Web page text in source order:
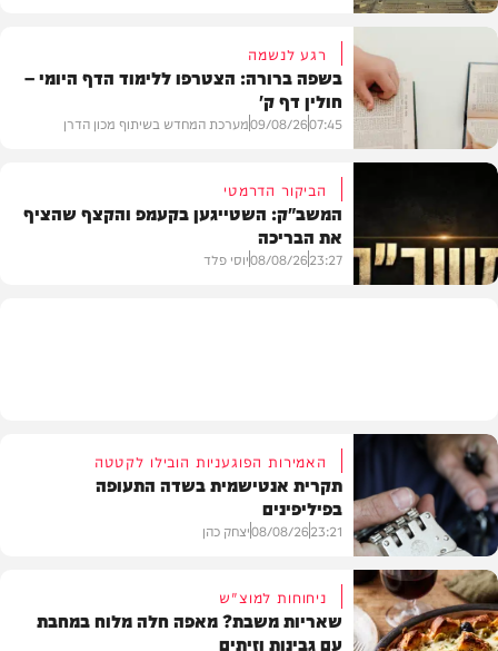
חדשות
בית המדרש
רגע לנשמה
בשפה ברורה: הצטרפו ללימוד הדף היומי –
חולין דף ק'
07:45
09/08/26מערכת המחדש בשיתוף מכון הדרן
הביקור הדרמטי
המשב"ק: השטייגען בקעמפ והקצף שהציף
את הבריכה
23:27
08/08/26יוסי פלד
חדשות
האמירות הפוגעניות הובילו לקטטה
תקרית אנטישמית בשדה התעופה
בפיליפינים
23:21
08/08/26יצחק כהן
ניחוחות למוצ"ש
שאריות משבת? מאפה חלה מלוח במחבת
עם גבינות וזיתים